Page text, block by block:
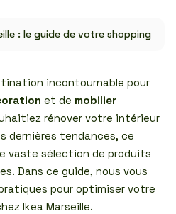
: le guide de votre shopping
incontournable pour
et de mobilier
rénover votre intérieur
dernières tendances, ce
vaste sélection de produits
Dans ce guide, nous vous
pour optimiser votre
Ikea Marseille.